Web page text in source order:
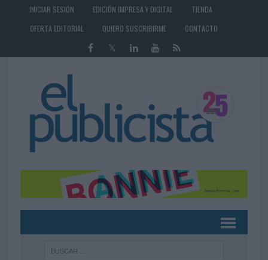
INICIAR SESIÓN EDICIÓN IMPRESA Y DIGITAL
TIENDA
OFERTA EDITORIAL
QUIERO SUSCRIBIRME CONTACTO